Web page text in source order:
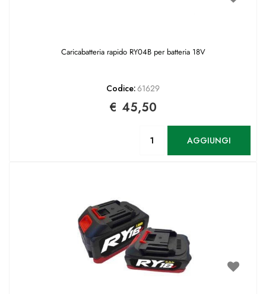
Caricabatteria rapido RY04B per batteria 18V
Codice:61629
€ 45,50
AGGIUNGI